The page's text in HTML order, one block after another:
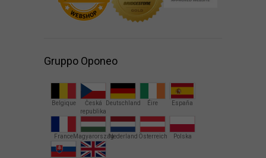
Gruppo Oponeo
Belgique
Česká
republika
Deutschland Éire España
FranceMagyarországNederland Österreich Polska